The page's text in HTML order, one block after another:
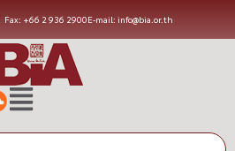
Fax: +66 2 936 2900E-mail: info@bia.or.th